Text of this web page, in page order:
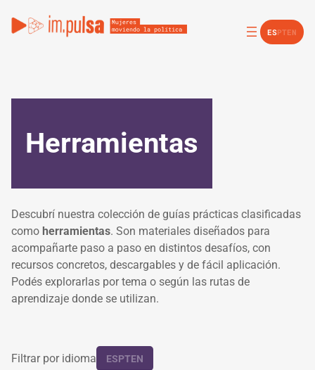
ESPTEN
Herramientas
Descubrí nuestra colección de guías prácticas clasificadas
como herramientas. Son materiales diseñados para
acompañarte paso a paso en distintos desafíos, con
recursos concretos, descargables y de fácil aplicación.
Podés explorarlas por tema o según las rutas de
aprendizaje donde se utilizan.
Filtrar por idioma ESPTEN